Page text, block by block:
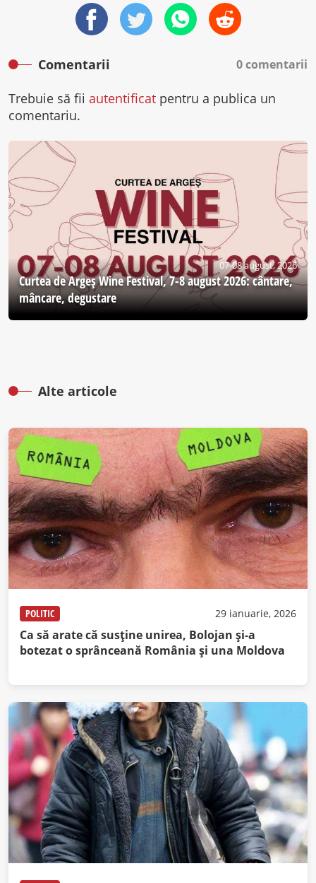
Comentarii 0 comentarii
Trebuie să fii autentificat pentru a publica un
comentariu.
07-08 august, 2026
Curtea de Argeş Wine Festival, 7-8 august 2026: cântare,
mâncare, degustare
Alte articole
POLITIC 29 ianuarie, 2026
Ca să arate că susţine unirea, Bolojan şi-a
botezat o sprânceană România şi una Moldova